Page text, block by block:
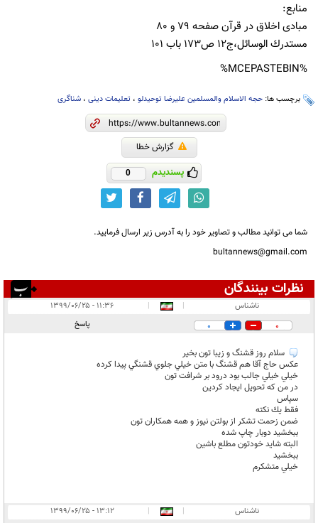
منابع:
مبادی اخلاق در قرآن صفحه ۷۹ و ۸۰
مستدرك الوسائل،ج۱۲ ص۱۷۳ باب ۱۰۱
%MCEPASTEBIN%
برچسب ها: حجه الاسلام والمسلمین علیرضا توحیدلو ، تعلیمات دینی ، شناگری
گزارش خطا
پسندیدم 0
شما می توانید مطالب و تصاویر خود را به آدرس زیر ارسال فرمایید.
bultannews@gmail.com
نظرات بینندگان
در انتظار بررسی:
ناشناس |
|
۱۱:۳۶ - ۱۳۹۹/۰۶/۲۵
0
0 پاسخ
سلام روز قشنگ و زيبا تون بخير
عكس حاج آقا هم قشنگ با متن خيلي جلوي قشنگي پيدا كرده
خيلي خيلي جالب بود درود بر شرافت تون
در من كه تحويل ايجاد كردين
سپاس
فقط يك نكته
ضمن زحمت تشكر از بولتن نيوز و همه همكاران تون
ببخشيد دوبار چاپ شده
البته شايد خودتون مطلع باشين
ببخشيد
خيلي متشكرم
ناشناس |
|
۱۳:۱۲ - ۱۳۹۹/۰۶/۲۵